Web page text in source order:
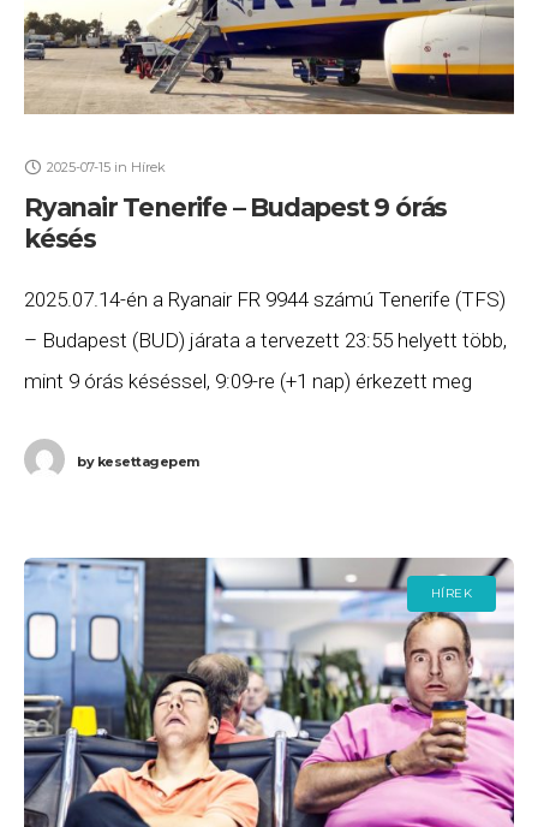
2025-07-15 in Hírek
Ryanair Tenerife – Budapest 9 órás
késés
2025.07.14-én a Ryanair FR 9944 számú Tenerife (TFS)
– Budapest (BUD) járata a tervezett 23:55 helyett több,
mint 9 órás késéssel, 9:09-re (+1 nap) érkezett meg
bykesettagepem
HÍREK